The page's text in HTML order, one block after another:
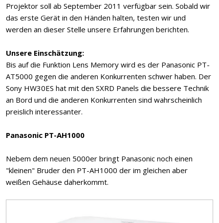
Projektor soll ab September 2011 verfügbar sein. Sobald wir
das erste Gerät in den Händen halten, testen wir und
werden an dieser Stelle unsere Erfahrungen berichten.
Unsere Einschätzung:
Bis auf die Funktion Lens Memory wird es der Panasonic PT-
AT5000 gegen die anderen Konkurrenten schwer haben. Der
Sony HW30ES hat mit den SXRD Panels die bessere Technik
an Bord und die anderen Konkurrenten sind wahrscheinlich
preislich interessanter.
Panasonic PT-AH1000
Nebem dem neuen 5000er bringt Panasonic noch einen
"kleinen" Bruder den PT-AH1000 der im gleichen aber
weißen Gehäuse daherkommt.